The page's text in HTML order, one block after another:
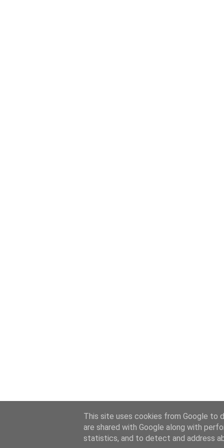
This site uses cookies from Google to
are shared with Google along with
statistics, and to detect and address